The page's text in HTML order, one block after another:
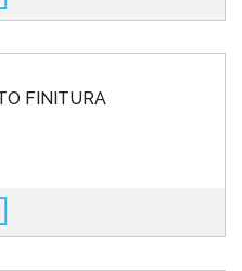
FINITURA